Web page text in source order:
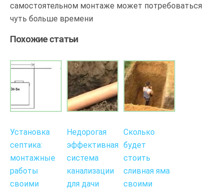
самостоятельном монтаже может потребоваться
чуть больше времени
Похожие статьи
Установка
септика:
монтажные
работы
своими
Недорогая
эффективная
система
канализации
для дачи
Сколько
будет
стоить
сливная яма
своими